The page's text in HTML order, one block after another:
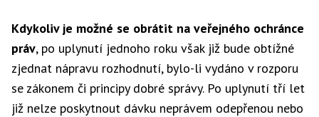
Kdykoliv je možné se obrátit na veřejného ochránce
práv, po uplynutí jednoho roku však již bude obtížné
zjednat nápravu rozhodnutí, bylo-li vydáno v rozporu
se zákonem či principy dobré správy. Po uplynutí tří let
již nelze poskytnout dávku neprávem odepřenou nebo